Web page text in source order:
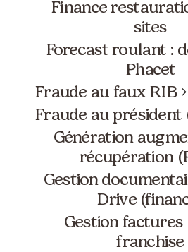
Finance
sites
Forecast roulant :
Phacet
Fraude au faux RIB
Fraude au président
Génération
récupération
Gestion
Drive
Gestion factures
franchise